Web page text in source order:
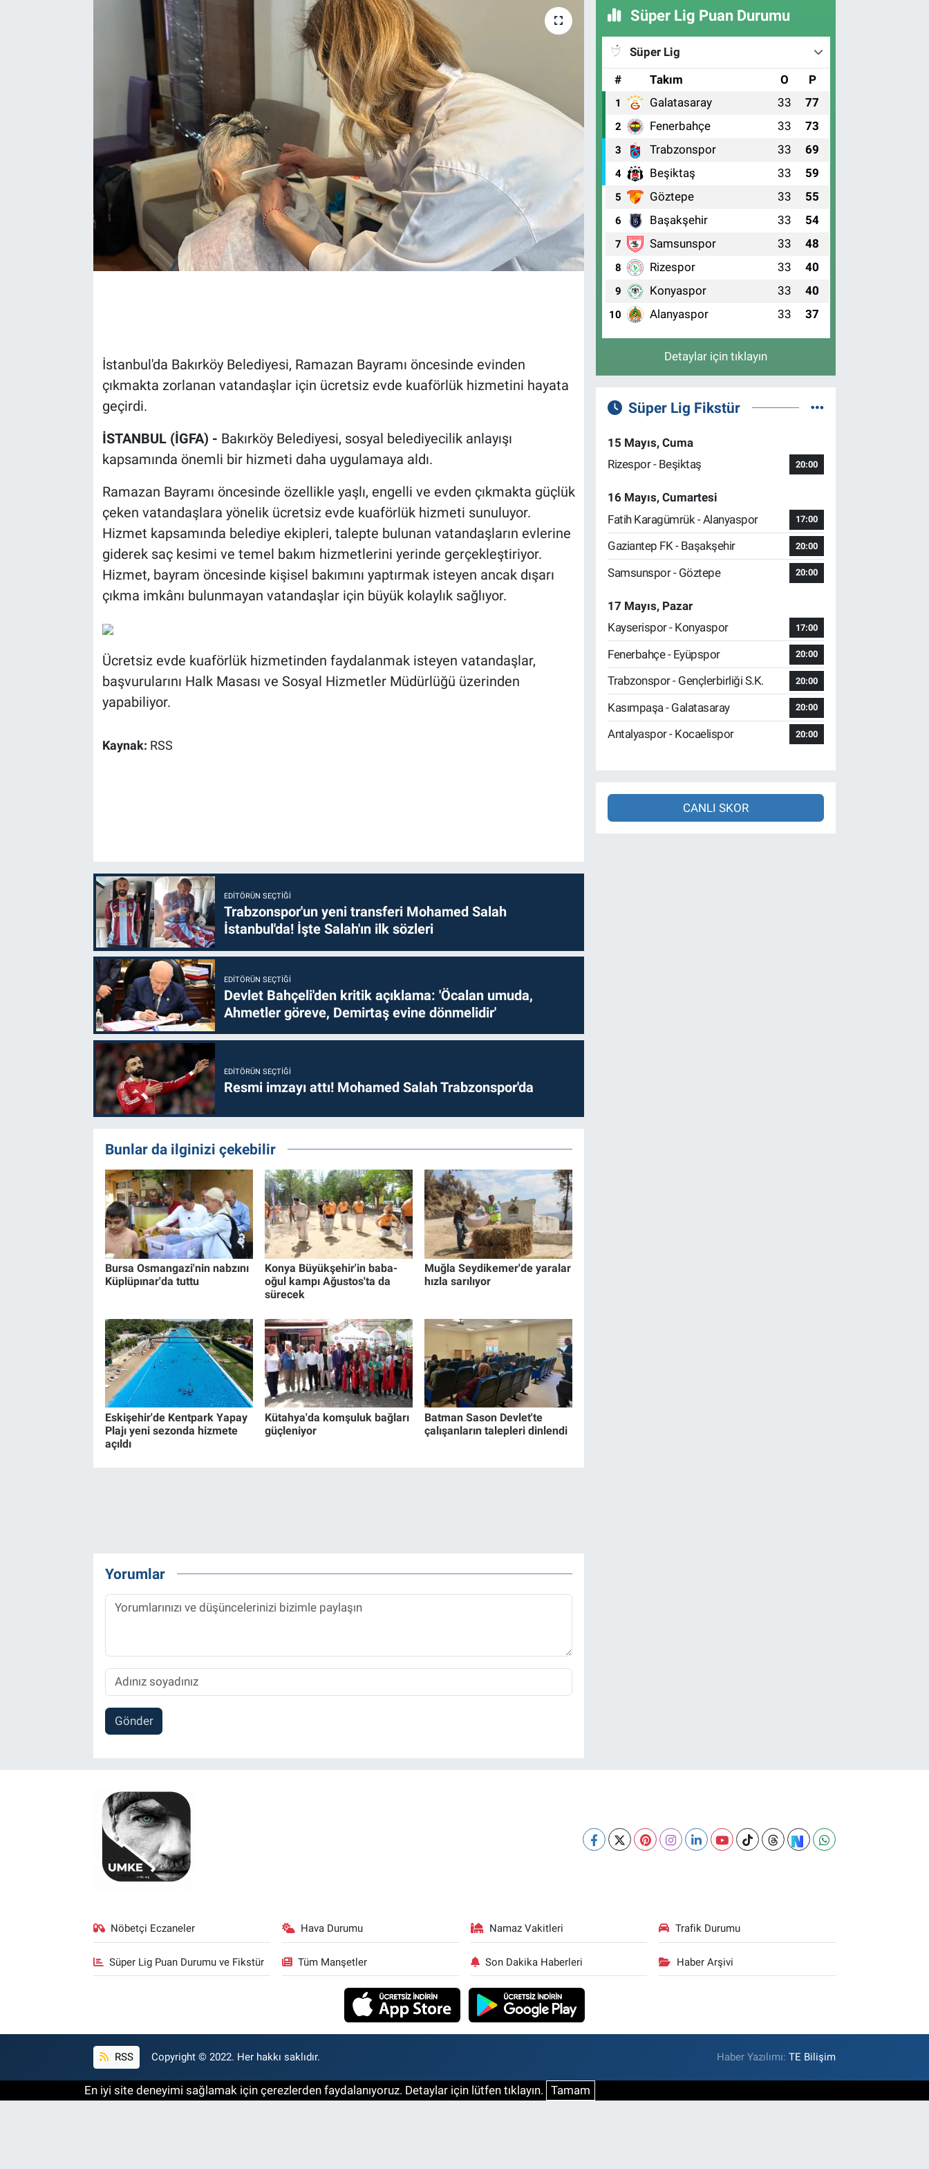
İstanbul'da Bakırköy Belediyesi, Ramazan Bayramı öncesinde evinden
çıkmakta zorlanan vatandaşlar için ücretsiz evde kuaförlük hizmetini hayata
geçirdi.
İSTANBUL (İGFA) - Bakırköy Belediyesi, sosyal belediyecilik anlayışı
kapsamında önemli bir hizmeti daha uygulamaya aldı.
Ramazan Bayramı öncesinde özellikle yaşlı, engelli ve evden çıkmakta güçlük
çeken vatandaşlara yönelik ücretsiz evde kuaförlük hizmeti sunuluyor.
Hizmet kapsamında belediye ekipleri, talepte bulunan vatandaşların evlerine
giderek saç kesimi ve temel bakım hizmetlerini yerinde gerçekleştiriyor.
Hizmet, bayram öncesinde kişisel bakımını yaptırmak isteyen ancak dışarı
çıkma imkânı bulunmayan vatandaşlar için büyük kolaylık sağlıyor.
Ücretsiz evde kuaförlük hizmetinden faydalanmak isteyen vatandaşlar,
başvurularını Halk Masası ve Sosyal Hizmetler Müdürlüğü üzerinden
yapabiliyor.
Kaynak: RSS
EDITÖRÜN SEÇTIĞI
Trabzonspor'un yeni transferi Mohamed Salah
İstanbul'da! İşte Salah'ın ilk sözleri
EDITÖRÜN SEÇTIĞI
Devlet Bahçeli'den kritik açıklama: 'Öcalan umuda,
Ahmetler göreve, Demirtaş evine dönmelidir'
EDITÖRÜN SEÇTIĞI
Resmi imzayı attı! Mohamed Salah Trabzonspor'da
Bunlar da ilginizi çekebilir
Bursa Osmangazi'nin nabzını
Küplüpınar'da tuttu
Konya Büyükşehir'in baba-
oğul kampı Ağustos'ta da
sürecek
Muğla Seydikemer'de yaralar
hızla sarılıyor
Eskişehir'de Kentpark Yapay
Plajı yeni sezonda hizmete
açıldı
Kütahya'da komşuluk bağları
güçleniyor
Batman Sason Devlet'te
çalışanların talepleri dinlendi
Yorumlar
Gönder
Süper Lig Puan Durumu
Süper Lig
#
Takım O P
1 Galatasaray 33 77
2 Fenerbahçe 33 73
3 Trabzonspor 33 69
4 Beşiktaş 33 59
5 Göztepe 33 55
6 Başakşehir 33 54
7 Samsunspor 33 48
8 Rizespor 33 40
9 Konyaspor 33 40
10 Alanyaspor 33 37
Detaylar için tıklayın
Süper Lig Fikstür
15 Mayıs, Cuma
Rizespor - Beşiktaş
20:00
16 Mayıs, Cumartesi
Fatih Karagümrük - Alanyaspor
17:00
Gaziantep FK - Başakşehir 20:00
Samsunspor - Göztepe 20:00
17 Mayıs, Pazar
Kayserispor - Konyaspor
17:00
Fenerbahçe - Eyüpspor 20:00
Trabzonspor - Gençlerbirliği S.K. 20:00
Kasımpaşa - Galatasaray 20:00
Antalyaspor - Kocaelispor 20:00
CANLI SKOR
Nöbetçi Eczaneler Hava Durumu Namaz Vakitleri Trafik Durumu
Süper Lig Puan Durumu ve Fikstür Tüm Manşetler Son Dakika Haberleri Haber Arşivi
RSS Copyright © 2022. Her hakkı saklıdır. Haber Yazılımı:TE Bilişim
En iyi site deneyimi sağlamak için çerezlerden faydalanıyoruz. Detaylar için lütfen tıklayın. Tamam